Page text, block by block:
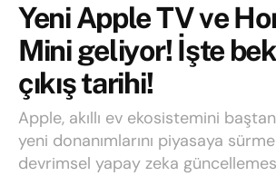
Yeni Apple TV ve
Mini geliyor! İşte
çıkış tarihi!
Apple, akıllı ev ekosistemini
yeni donanımlarını piyasaya
devrimsel yapay zeka